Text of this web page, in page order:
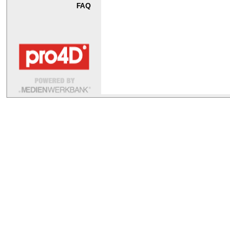
FAQ